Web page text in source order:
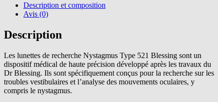
Description et composition
Avis (0)
Description
Les lunettes de recherche Nystagmus Type 521 Blessing sont un
dispositif médical de haute précision développé après les travaux du
Dr Blessing. Ils sont spécifiquement conçus pour la recherche sur les
troubles vestibulaires et l’analyse des mouvements oculaires, y
compris le nystagmus.